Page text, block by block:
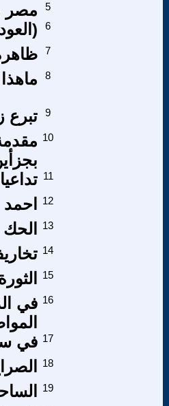
مصر
5
6
7
8
تبرع 9
10
11
12
13
14
15
في 16
في 17
18
19